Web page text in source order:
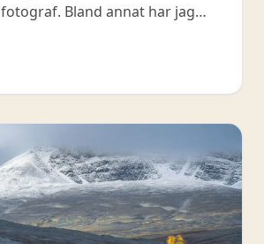
Bland annat har jag
och en ficklampa med
att skapa artificiellt ljus när